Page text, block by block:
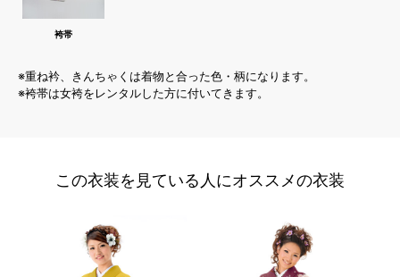
袴帯
※重ね衿、きんちゃくは着物と合った色・柄になります。
※袴帯は女袴をレンタルした方に付いてきます。
この衣装を見ている人にオススメの衣装